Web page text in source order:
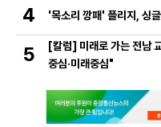
4 '목소리 깡패' 플리지,
5
[칼럼] 미래로 가는 전남
중심·미래중심"